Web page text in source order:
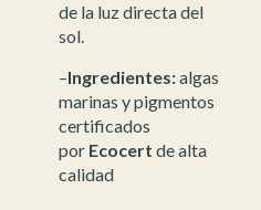
de la luz directa del
sol.
–Ingredientes:algas
marinas y pigmentos
certificados
porEcocert de alta
calidad